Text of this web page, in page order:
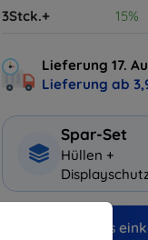
3Stck.+
15%
Lieferung 17.
Lieferung ab
Spar-Set
Hüllen +
Warum bei uns